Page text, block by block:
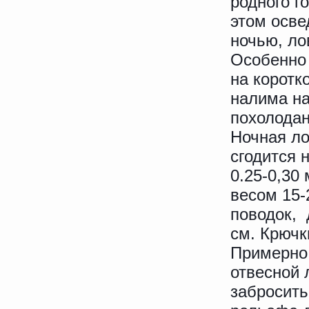
этом
ночью,
Особенно
на
налима
Ночная
сгодится
0.25-0,30
весом
поводок,
см.
отвесной